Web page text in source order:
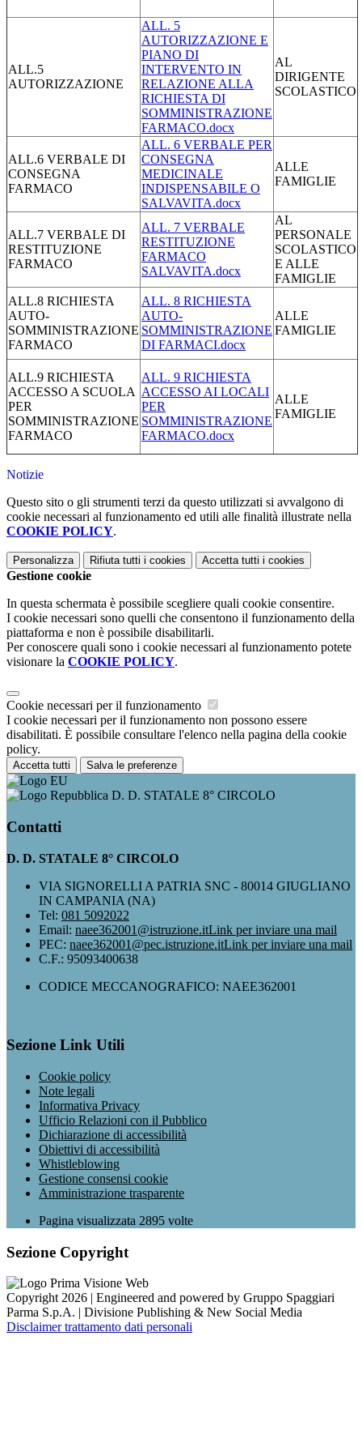
ALL.5
AUTORIZZAZIONE
ALL. 5
AUTORIZZAZIONE E
PIANO DI
INTERVENTO IN
RELAZIONE ALLA
RICHIESTA DI
SOMMINISTRAZIONE
FARMACO.docx
AL
DIRIGENTE
SCOLASTICO
ALL.6 VERBALE DI
CONSEGNA
FARMACO
ALL. 6 VERBALE PER
CONSEGNA
MEDICINALE
INDISPENSABILE O
SALVAVITA.docx
ALLE
FAMIGLIE
ALL.7 VERBALE DI
RESTITUZIONE
FARMACO
ALL. 7 VERBALE
RESTITUZIONE
FARMACO
SALVAVITA.docx
AL
PERSONALE
SCOLASTICO
E ALLE
FAMIGLIE
ALL.8 RICHIESTA
AUTO-
SOMMINISTRAZIONE
FARMACO
ALL. 8 RICHIESTA
AUTO-
SOMMINISTRAZIONE
DI FARMACI.docx
ALLE
FAMIGLIE
ALL.9 RICHIESTA
ACCESSO A SCUOLA
PER
SOMMINISTRAZIONE
FARMACO
ALL. 9 RICHIESTA
ACCESSO AI LOCALI
PER
SOMMINISTRAZIONE
FARMACO.docx
ALLE
FAMIGLIE
Notizie
Questo sito o gli strumenti terzi da questo utilizzati si avvalgono di
cookie necessari al funzionamento ed utili alle finalità illustrate nella
COOKIE POLICY.
Personalizza Rifiuta tutti i cookies Accetta tutti i cookies
Gestione cookie
In questa schermata è possibile scegliere quali cookie consentire.
I cookie necessari sono quelli che consentono il funzionamento della
piattaforma e non è possibile disabilitarli.
Per conoscere quali sono i cookie necessari al funzionamento potete
visionare la COOKIE POLICY.
Cookie necessari per il funzionamento
I cookie necessari per il funzionamento non possono essere
disabilitati. È possibile consultare l'elenco nella pagina della cookie
policy.
Accetta tutti Salva le preferenze
D. D. STATALE 8° CIRCOLO
Contatti
D. D. STATALE 8° CIRCOLO
VIA SIGNORELLI A PATRIA SNC - 80014 GIUGLIANO
IN CAMPANIA (NA)
Tel: 081 5092022
Email: naee362001@istruzione.itLink per inviare una mail
PEC: naee362001@pec.istruzione.itLink per inviare una mail
C.F.: 95093400638
CODICE MECCANOGRAFICO: NAEE362001
Sezione Link Utili
Cookie policy
Note legali
Informativa Privacy
Ufficio Relazioni con il Pubblico
Dichiarazione di accessibilità
Obiettivi di accessibilità
Whistleblowing
Gestione consensi cookie
Amministrazione trasparente
Pagina visualizzata 2895 volte
Sezione Copyright
Copyright 2026 | Engineered and powered by Gruppo Spaggiari
Parma S.p.A. | Divisione Publishing & New Social Media
Disclaimer trattamento dati personali